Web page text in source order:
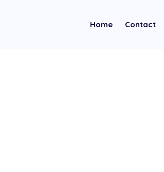
Home Contact